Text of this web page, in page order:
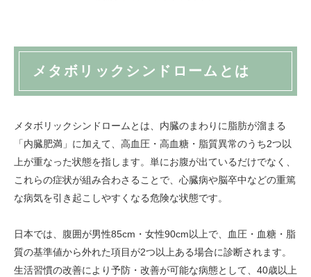
メタボリックシンドロームとは
メタボリックシンドロームとは、内臓のまわりに脂肪が溜まる
「内臓肥満」に加えて、高血圧・高血糖・脂質異常のうち2つ以
上が重なった状態を指します。単にお腹が出ているだけでなく、
これらの症状が組み合わさることで、心臓病や脳卒中などの重篤
な病気を引き起こしやすくなる危険な状態です。
日本では、腹囲が男性85cm・女性90cm以上で、血圧・血糖・脂
質の基準値から外れた項目が2つ以上ある場合に診断されます。
生活習慣の改善により予防・改善が可能な病態として、40歳以上